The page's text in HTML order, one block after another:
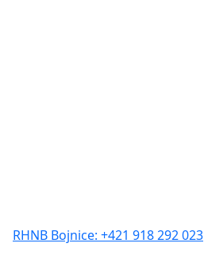
RHNB Bojnice: +421 918 292 023